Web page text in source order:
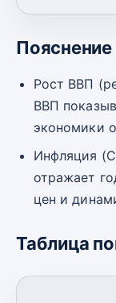
Пояснение
Рост ВВП
ВВП
экономики
Инфляция
отражает
цен и
Таблица